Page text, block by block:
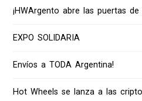
¡HWArgento abre las puertas
EXPO SOLIDARIA
Envíos a TODA Argentina!
Hot Wheels se lanza a las